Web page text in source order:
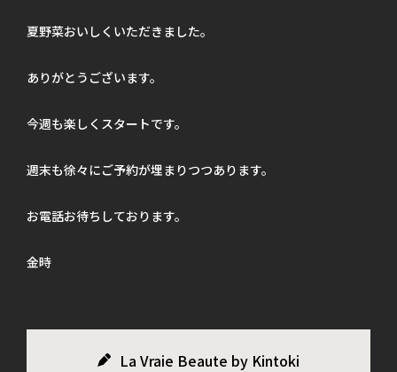
夏野菜おいしくいただきました。
ありがとうございます。
今週も楽しくスタートです。
週末も徐々にご予約が埋まりつつあります。
お電話お待ちしております。
金時
La Vraie Beaute by Kintoki